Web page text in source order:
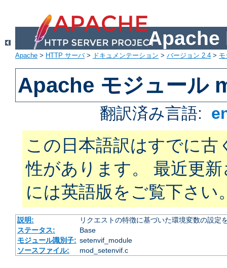
Apache
Apache > HTTP サーバ> ドキュメンテーション > バージョン 2.4 >
Apache モジュール
翻訳済み言語:
この日本語訳はすでに古
性があります。 最近更
には英語版をご覧下さい
説明:
リクエストの特徴に基づいた環境変数の設定
ステータス:
Base
モジュール識別子: setenvif_module
ソースファイル:
mod_setenvif.c